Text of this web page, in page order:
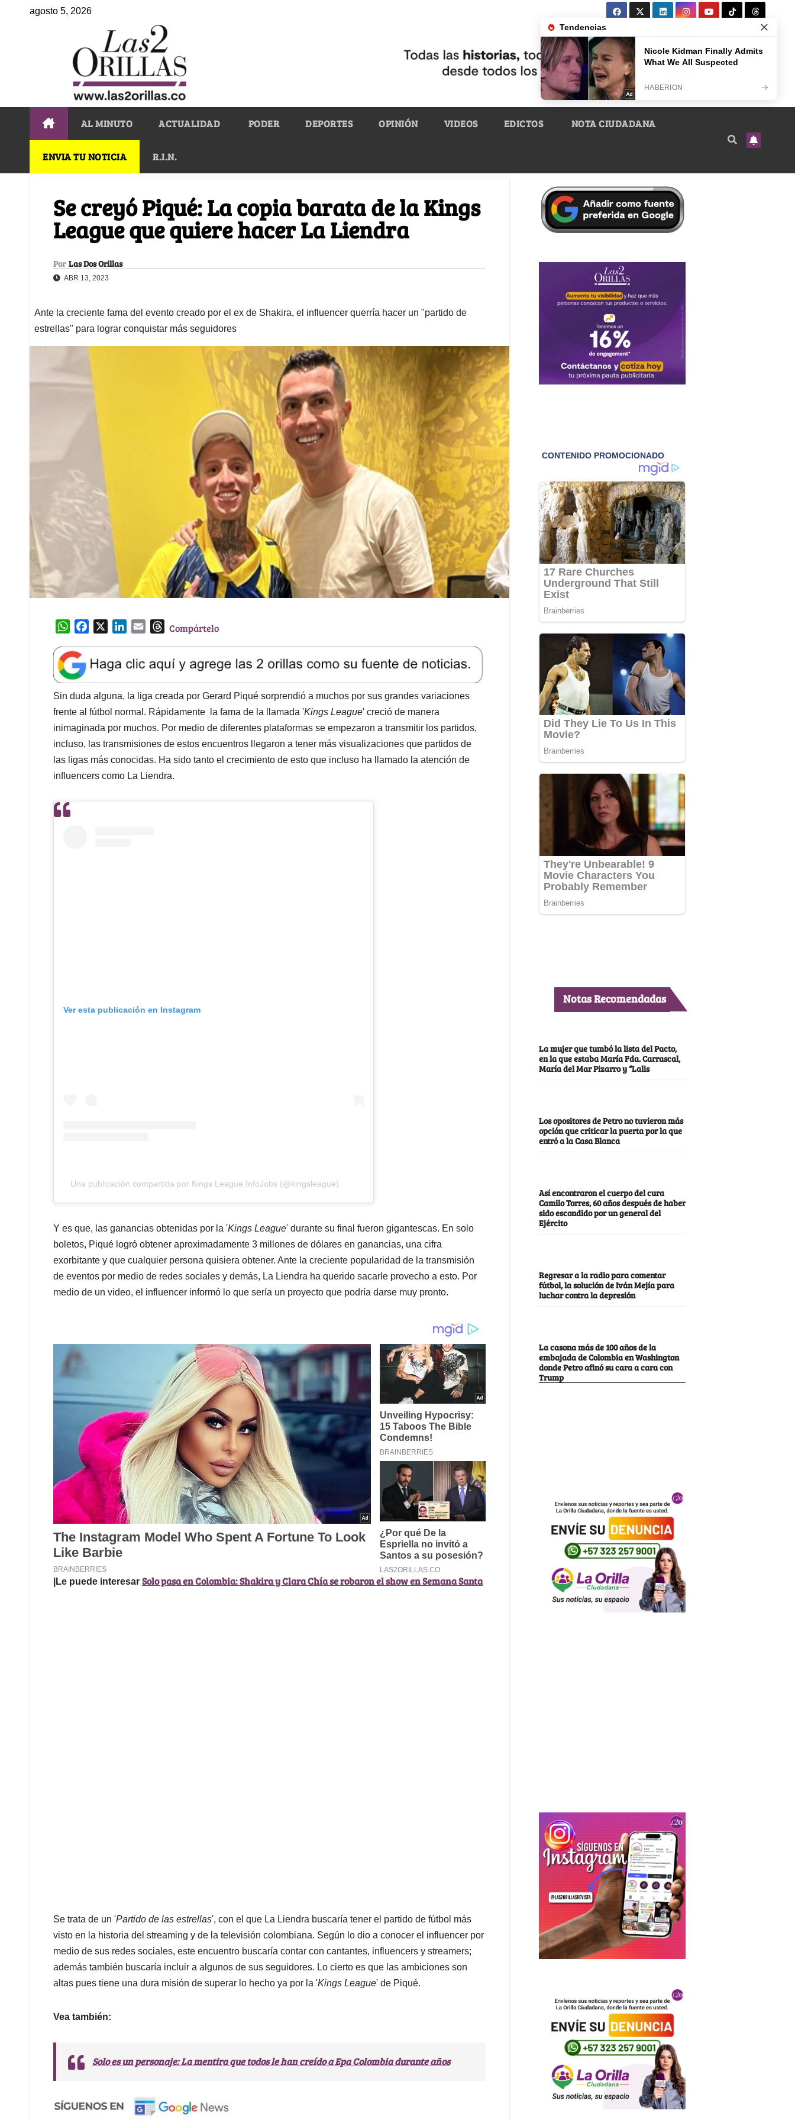
agosto 5, 2026
AL MINUTO ACTUALIDAD PODER DEPORTES OPINIÓN VIDEOS EDICTOS NOTA CIUDADANA
ENVIA TU NOTICIA R.I.N.
Se creyó Piqué: La copia barata de la Kings
League que quiere hacer La Liendra
Por Las Dos Orillas
ABR 13, 2023
Ante la creciente fama del evento creado por el ex de Shakira, el influencer querría hacer un "partido de
estrellas" para lograr conquistar más seguidores
W
a
t
s
A
p
p
e
b
o
o
k
k
e
d
I
n
l
T
e
a
d
s
Compártelo
Sin duda alguna, la liga creada por Gerard Piqué sorprendió a muchos por sus grandes variaciones
frente al fútbol normal. Rápidamente la fama de la llamada 'Kings League' creció de manera
inimaginada por muchos. Por medio de diferentes plataformas se empezaron a transmitir los partidos,
incluso, las transmisiones de estos encuentros llegaron a tener más visualizaciones que partidos de
las ligas más conocidas. Ha sido tanto el crecimiento de esto que incluso ha llamado la atención de
influencers como La Liendra.
Ver esta publicación en Instagram
Una publicación compartida por Kings League InfoJobs (@kingsleague)
Y es que, las ganancias obtenidas por la 'Kings League' durante su final fueron gigantescas. En solo
boletos, Piqué logró obtener aproximadamente 3 millones de dólares en ganancias, una cifra
exorbitante y que cualquier persona quisiera obtener. Ante la creciente popularidad de la transmisión
de eventos por medio de redes sociales y demás, La Liendra ha querido sacarle provecho a esto. Por
medio de un video, el influencer informó lo que sería un proyecto que podría darse muy pronto.
|Le puede interesar Solo pasa en Colombia: Shakira y Clara Chía se robaron el show en Semana Santa
Se trata de un 'Partido de las estrellas', con el que La Liendra buscaría tener el partido de fútbol más
visto en la historia del streaming y de la televisión colombiana. Según lo dio a conocer el influencer por
medio de sus redes sociales, este encuentro buscaría contar con cantantes, influencers y streamers;
además también buscaría incluir a algunos de sus seguidores. Lo cierto es que las ambiciones son
altas pues tiene una dura misión de superar lo hecho ya por la 'Kings League' de Piqué.
Vea también:
Solo es un personaje: La mentira que todos le han creído a Epa Colombia durante años
Notas Recomendadas
La mujer que tumbó la lista del Pacto,
en la que estaba María Fda. Carrascal,
María del Mar Pizarro y “Lalis
Los opositores de Petro no tuvieron más
opción que criticar la puerta por la que
entró a la Casa Blanca
Así encontraron el cuerpo del cura
Camilo Torres, 60 años después de haber
sido escondido por un general del
Ejército
Regresar a la radio para comentar
fútbol, la solución de Iván Mejía para
luchar contra la depresión
La casona más de 100 años de la
embajada de Colombia en Washington
donde Petro afinó su cara a cara con
Trump